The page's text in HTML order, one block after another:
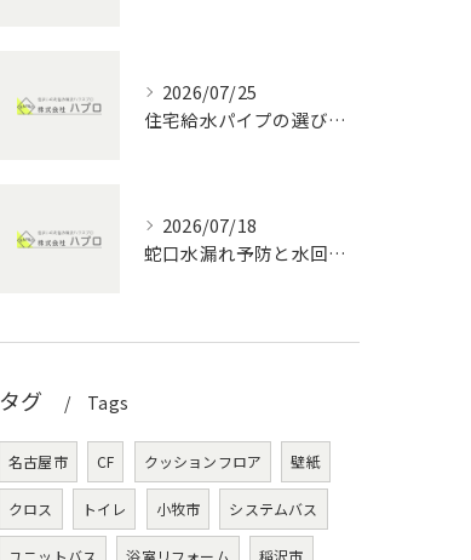
2026/07/25
住宅給水パイプの選び方と愛知県の水回りメンテナンス完全ガイド
2026/07/18
蛇口水漏れ予防と水回りメンテナンスで家計を守る実践ポイント
タグ Tags
名古屋市 CF クッションフロア 壁紙
クロス トイレ 小牧市 システムバス
ユニットバス 浴室リフォーム 稲沢市